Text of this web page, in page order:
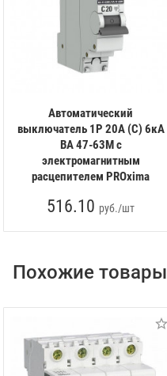
Автоматический
выключатель 1P 20А (C) 6кА
ВА 47-63M c
электромагнитным
расцепителем PROxima
516.10 руб./шт
Похожие товары